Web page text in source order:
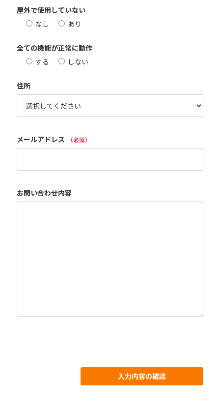
屋外で使用していない
なし
あり
全ての機能が正常に動作
する
しない
住所
メールアドレス （必須）
お問い合わせ内容